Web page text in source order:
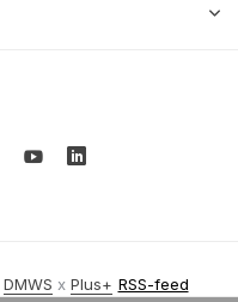
DMWS x Plus+ RSS-feed